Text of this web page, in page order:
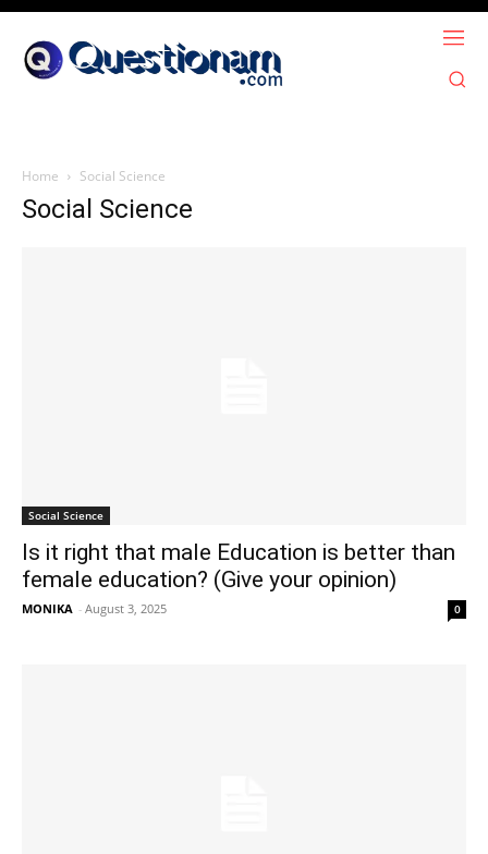
Home Social Science
Social Science
Social Science
Is it right that male Education is better than
female education? (Give your opinion)
MONIKA - August 3, 2025 0